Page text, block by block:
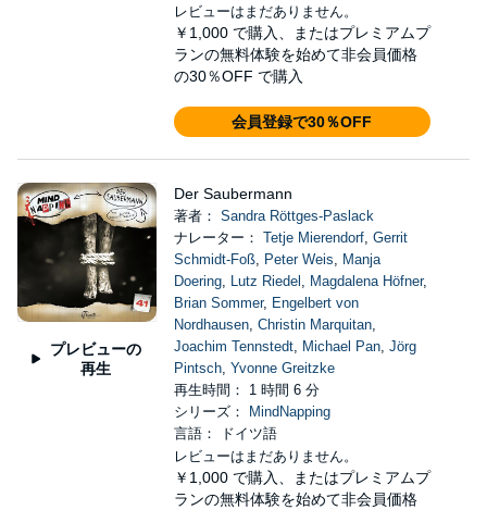
レビューはまだありません。
￥1,000 で購入、またはプレミアムプ
ランの無料体験を始めて非会員価格
の30％OFF で購入
会員登録で30％OFF
プレビューの
再生
Der Saubermann
著者： Sandra Röttges-Paslack
ナレーター： Tetje Mierendorf, Gerrit
Schmidt-Foß, Peter Weis, Manja
Doering, Lutz Riedel , Magdalena Höfner,
Brian Sommer, Engelbert von
Nordhausen, Christin Marquitan,
Joachim Tennstedt, Michael Pan, Jörg
Pintsch, Yvonne Greitzke
再生時間： 1 時間 6 分
シリーズ：
MindNapping
言語： ドイツ語
レビューはまだありません。
￥1,000 で購入、またはプレミアムプ
ランの無料体験を始めて非会員価格